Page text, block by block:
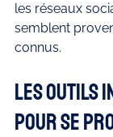
les réseaux
semblent
connus.
Les outils
pour se